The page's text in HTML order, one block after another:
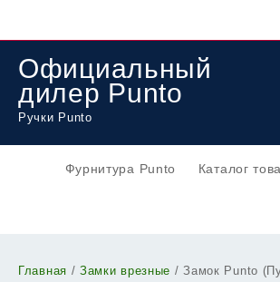
Официальный
дилер Punto
Ручки Punto
Фурнитура Punto Каталог
Главная /Замки врезные / Замок Punto